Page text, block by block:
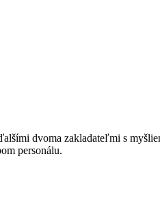
dvoma zakladateľmi s
personálu.